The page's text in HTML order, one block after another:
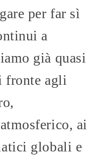
per far sì
a
già quasi
fronte agli
ai
globali e